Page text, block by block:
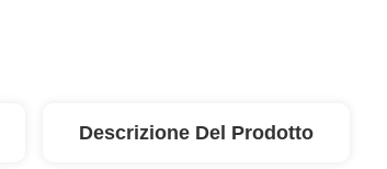
Descrizione Del Prodotto